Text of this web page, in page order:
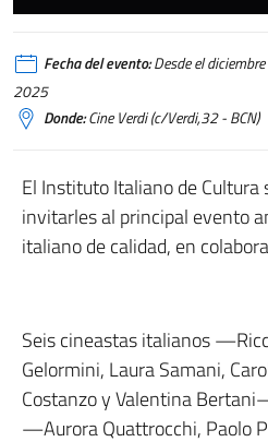
Fecha del evento:Desde el
2025
Donde:Cine Verdi (c/Verdi,32 - BCN)
El Instituto Italiano de Cultura
invitarles al principal evento
italiano de calidad, en
Seis cineastas italianos
Gelormini, Laura Samani,
Costanzo y Valentina
—Aurora Quattrocchi, Paolo